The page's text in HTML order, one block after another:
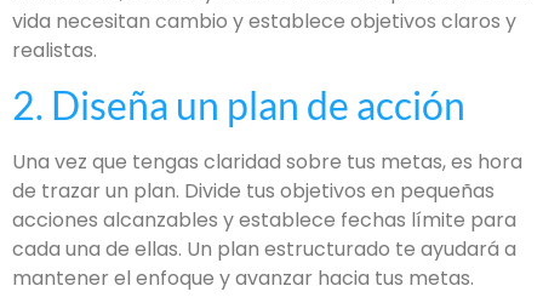
vida necesitan cambio y establece objetivos claros y
realistas.
2. Diseña un plan de acción
Una vez que tengas claridad sobre tus metas, es hora
de trazar un plan. Divide tus objetivos en pequeñas
acciones alcanzables y establece fechas límite para
cada una de ellas. Un plan estructurado te ayudará a
mantener el enfoque y avanzar hacia tus metas.